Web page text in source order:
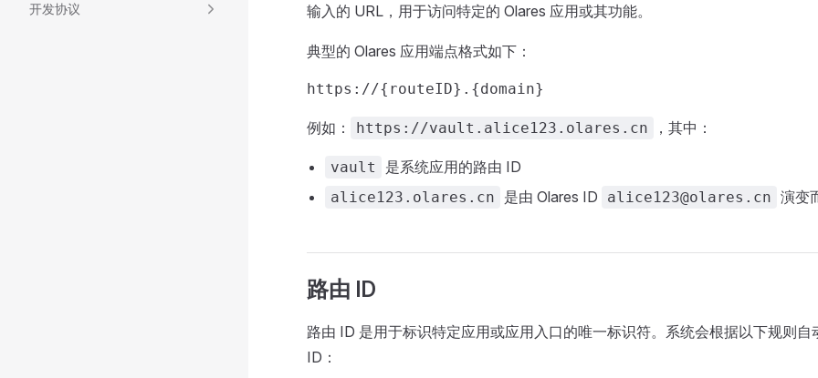
开发协议
输入的 URL，用于访问特定的 Olares 应用或其功能。
典型的 Olares 应用端点格式如下：
例如： https://vault.alice123.olares.cn ，其中：
vault 是系统应用的路由 ID
alice123.olares.cn 是由 Olares ID alice123@olares.cn 演变
路由 ID
路由 ID 是用于标识特定应用或应用入口的唯一标识符。系统会根据以下规则自
ID：